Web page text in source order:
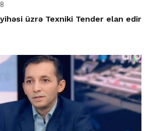
üzrə Texniki Tender elan edir